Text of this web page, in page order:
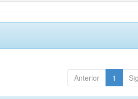
Anterior 1